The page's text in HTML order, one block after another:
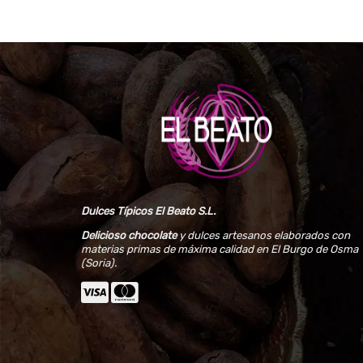
Dulces Típicos El Beato S.L.
Delicioso chocolatey dulces artesanos elaborados con
materias primas de máxima calidad en El Burgo de Osma
(Soria).